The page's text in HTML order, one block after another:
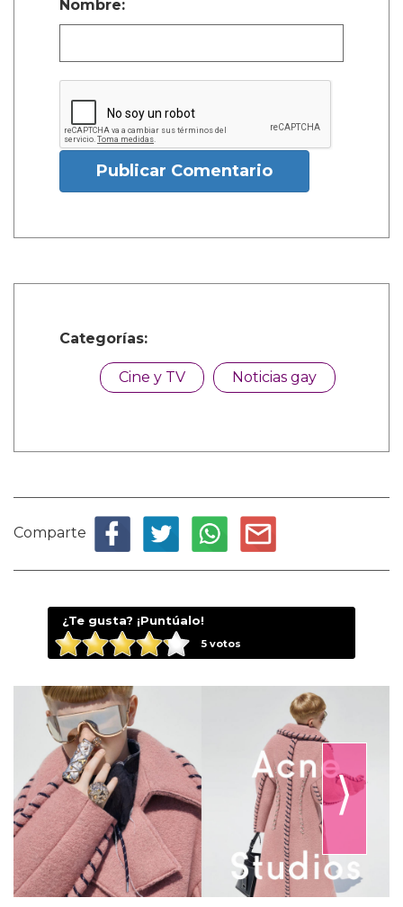
Nombre:
Publicar Comentario
Categorías:
Cine y TV Noticias gay
Comparte
¿Te gusta? ¡Puntúalo!
5votos
⟩